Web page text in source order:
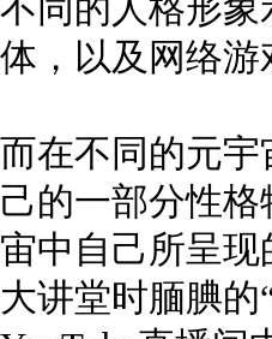
不同的人格形
体，以及网络
而在不同的元
己的一部分性
宙中自己所呈
大讲堂时腼腆的